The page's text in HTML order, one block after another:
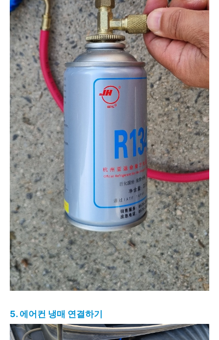
5. 에어컨 냉매 연결하기